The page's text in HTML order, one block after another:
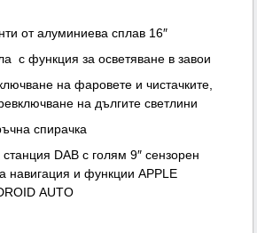
от алуминиева сплав 16″
с функция за осветяване в завои
на фаровете и чистачките,
на дългите светлини
спирачка
DAB с голям 9″ сензорен
навигация и функции APPLE
AUTO